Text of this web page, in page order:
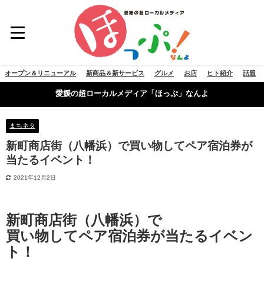
オープン＆リニューアル 新商品＆新サービス グルメ お店 ヒト紹介 話題
愛媛の超ローカルメディア「ほっぷ」なんよ
まちネタ
新町商店街（八幡浜）で買い物してペア宿泊券が
当たるイベント！
2021年12月2日
新町商店街（八幡浜）で
買い物してペア宿泊券が当たるイベン
ト！